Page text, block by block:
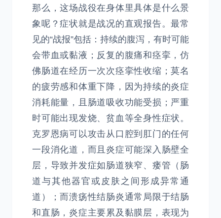
那么，这场战役在身体里具体是什么景
象呢？症状就是战况的直观报告。最常
见的“战报”包括：持续的腹泻，有时可能
会带血或黏液；反复的腹痛和痉挛，仿
佛肠道在经历一次次痉挛性收缩；莫名
的疲劳感和体重下降，因为持续的炎症
消耗能量，且肠道吸收功能受损；严重
时可能出现发烧、贫血等全身性症状。
克罗恩病可以攻击从口腔到肛门的任何
一段消化道，而且炎症可能深入肠壁全
层，导致并发症如肠道狭窄、瘘管（肠
道与其他器官或皮肤之间形成异常通
道）；而溃疡性结肠炎通常局限于结肠
和直肠，炎症主要累及黏膜层，表现为